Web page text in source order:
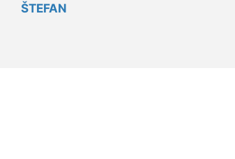
ŠTEFAN